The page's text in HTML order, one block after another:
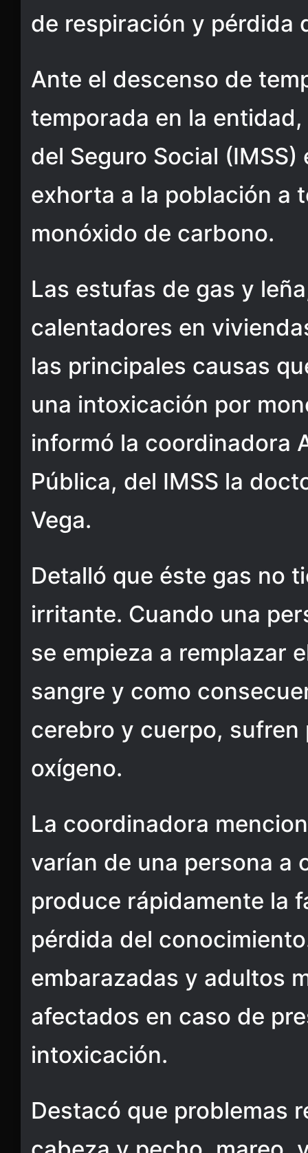
de respiración y pérdida
Ante el descenso de
temporada en la
del Seguro Social (IMSS)
exhorta a la población a
monóxido de carbono.
Las estufas de gas y
calentadores en
las principales causas
una intoxicación por
informó la coordinadora
Pública, del IMSS la
Vega.
Detalló que éste gas no
irritante. Cuando una
se empieza a remplazar
sangre y como
cerebro y cuerpo, sufren
oxígeno.
La coordinadora
varían de una persona a
produce rápidamente la
pérdida del
embarazadas y adultos
afectados en caso de
intoxicación.
Destacó que problemas